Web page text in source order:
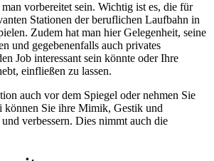
vorbereitet sein. Wichtig ist es, die für
Stationen der beruflichen Laufbahn in
Zudem hat man hier Gelegenheit, seine
und gegebenenfalls auch privates
Job interessant sein könnte oder Ihre
einfließen zu lassen.
auch vor dem Spiegel oder nehmen Sie
können Sie ihre Mimik, Gestik und
verbessern. Dies nimmt auch die